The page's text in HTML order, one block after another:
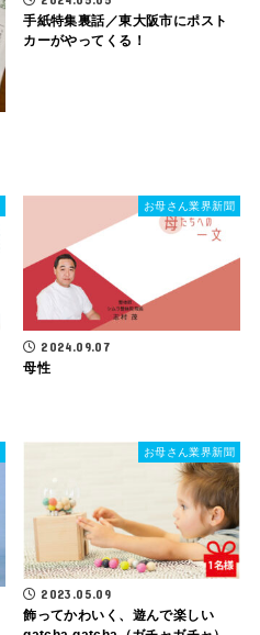
手紙特集裏話／東大阪市にポスト
カーがやってくる！
お母さん業界新聞
2024.09.07
母性
お母さん業界新聞
2023.05.09
飾ってかわいく、遊んで楽しい